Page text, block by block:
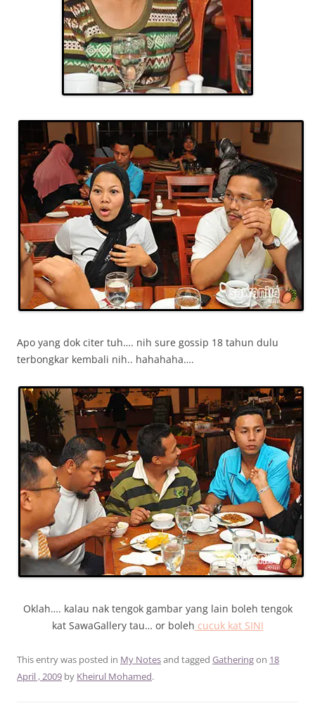
Apo yang dok citer tuh…. nih sure gossip 18 tahun dulu
terbongkar kembali nih.. hahahaha….
Oklah…. kalau nak tengok gambar yang lain boleh tengok
kat SawaGallery tau… or boleh cucuk kat SINI
This entry was posted in My Notesand tagged Gatheringon 18
April , 2009 by Kheirul Mohamed.